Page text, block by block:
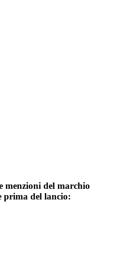
menzioni del marchio
prima del lancio: